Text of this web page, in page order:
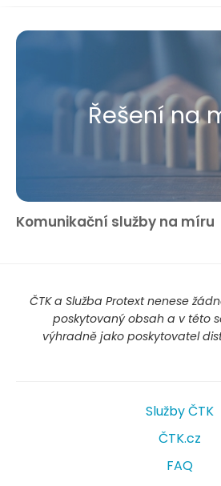
Řešení na
Komunikační služby na míru
ČTK a Služba Protext nenese
poskytovaný obsah a v této
výhradně jako poskytovatel
Služby ČTK
ČTK.cz
FAQ